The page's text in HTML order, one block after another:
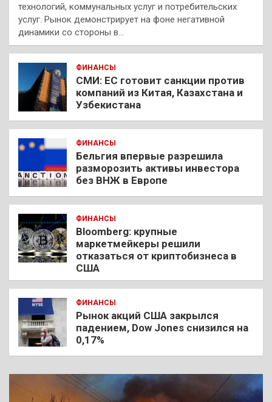
технологий, коммунальных услуг и потребительских
услуг. Рынок демонстрирует на фоне негативной
динамики со стороны в…
ФИНАНСЫ
СМИ: ЕС готовит санкции против
компаний из Китая, Казахстана и
Узбекистана
ФИНАНСЫ
Бельгия впервые разрешила
разморозить активы инвестора
без ВНЖ в Европе
ФИНАНСЫ
Bloomberg: крупные
маркетмейкеры решили
отказаться от криптобизнеса в
США
ФИНАНСЫ
Рынок акций США закрылся
падением, Dow Jones снизился на
0,17%